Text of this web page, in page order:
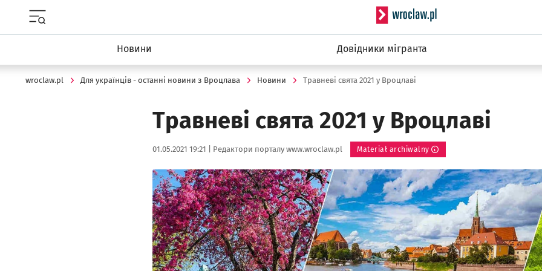
Serwis informacyjny
Новини Довідники мігранта
wroclaw.pl Для українців - останні новини з Вроцлава Новини Травневі свята 2021 у Вроцлаві
Травневі свята 2021 у Вроцлаві
Data publikacji:
01.05.2021 19:21 | Autor:
Редактори порталу www.wroclaw.pl Materiał archiwalny
Kliknij, aby powiększyć